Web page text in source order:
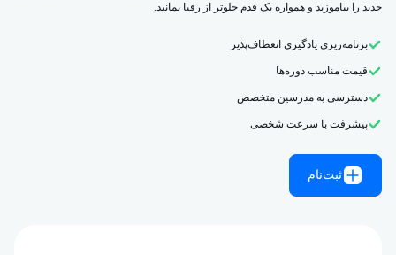
جدید را بیاموزید و همواره یک قدم جلوتر از رقبا بمانید.
برنامه‌ریزی یادگیری انعطاف‌پذیر
قیمت مناسب دوره‌ها
دسترسی به مدرسین متخصص
پیشرفت با سرعت شخصی
ثبت‌نام